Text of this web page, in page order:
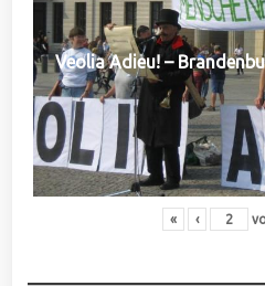
Veolia Adieu! –
« ‹